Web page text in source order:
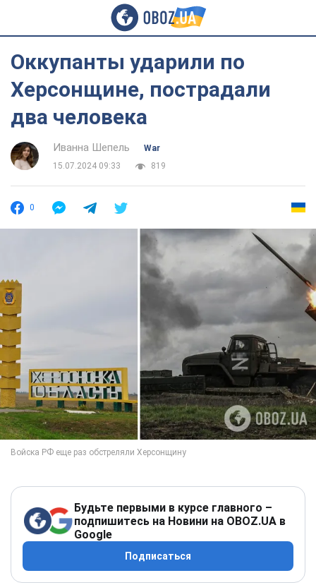
Оккупанты ударили по
Херсонщине, пострадали
два человека
Иванна Шепель
War
15.07.2024 09:33
819
0
Будьте первыми в курсе главного –
подпишитесь на Новини на OBOZ.UA в
Google
Подписаться